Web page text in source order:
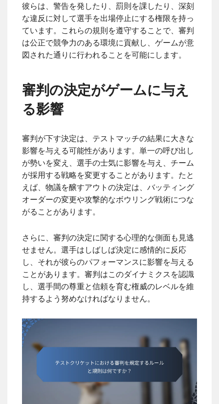
彼らは、警告を発したり、罰則を課したり、深刻
な違反に対して選手を出場停止にする権限を持っ
ています。これらの規則を遵守することで、審判
は公正で競争力のある環境に貢献し、ゲームが意
図された通りに行われることを可能にします。
審判の決定がゲームに与え
る影響
審判が下す決定は、テストマッチの結果に大きな
影響を与える可能性があります。単一の呼び出し
が勢いを変え、選手の士気に影響を与え、チーム
が採用する戦略を変更することがあります。たと
えば、物議を醸すアウトの決定は、バッティング
オーダーの変更や攻撃的なボウリング戦術につな
がることがあります。
さらに、審判の決定に関する心理的な側面も見逃
せません。選手はしばしば決定に感情的に反応
し、それが彼らのパフォーマンスに影響を与える
ことがあります。審判はこのダイナミクスを認識
し、選手間の尊重と信頼を育む権威のレベルを維
持するよう努めなければなりません。